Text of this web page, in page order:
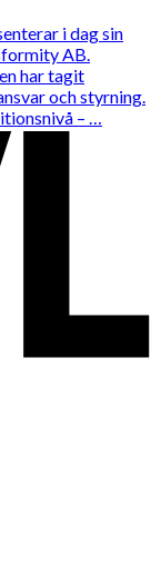
i dag sin
AB.
har tagit
och styrning.
– …